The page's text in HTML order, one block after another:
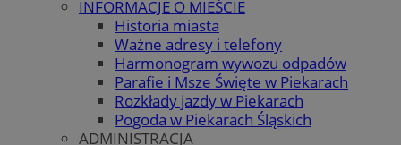
INFORMACJE O MIEŚCIE
Historia miasta
Ważne adresy i telefony
Harmonogram wywozu odpadów
Parafie i Msze Święte w Piekarach
Rozkłady jazdy w Piekarach
Pogoda w Piekarach Śląskich
ADMINISTRACJA